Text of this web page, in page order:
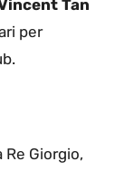
Tan
per
Giorgio,